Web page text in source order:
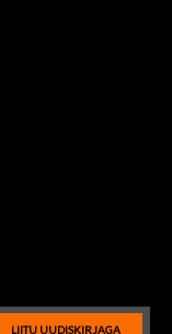
LIITU UUDISKIRJAGA